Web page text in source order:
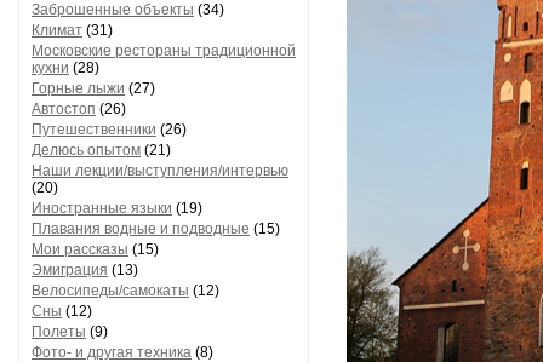
Заброшенные объекты (34)
Климат (31)
Московские рестораны традиционной
кухни (28)
Горные лыжи (27)
Автостоп (26)
Путешественники (26)
Делюсь опытом (21)
Наши лекции/выступления/интервью
(20)
Иностранные языки (19)
Плавания водные и подводные (15)
Мои рассказы (15)
Эмиграция (13)
Велосипеды/самокаты (12)
Сны (12)
Полеты (9)
Фото- и другая техника (8)